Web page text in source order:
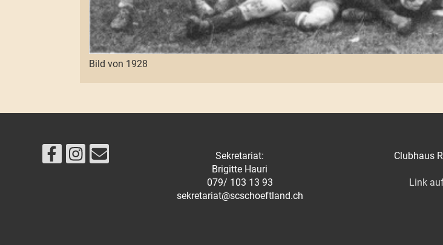
Bild von 1928
Sekretariat:
Brigitte Hauri
079/ 103 13 93
sekretariat@scschoeftland.ch
Clubhaus
Link